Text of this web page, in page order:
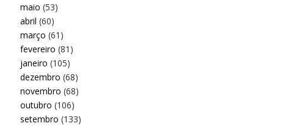
maio (53)
abril (60)
março (61)
fevereiro (81)
janeiro (105)
dezembro (68)
novembro (68)
outubro (106)
setembro (133)